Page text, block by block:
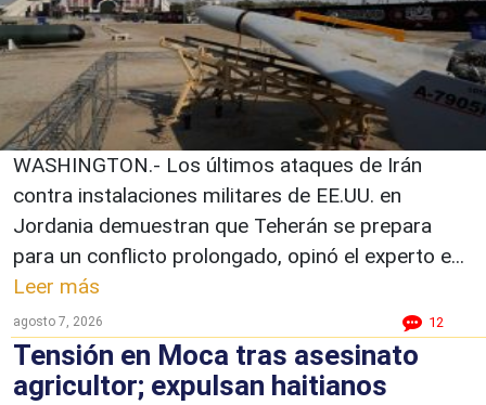
WASHINGTON.- Los últimos ataques de Irán
contra instalaciones militares de EE.UU. en
Jordania demuestran que Teherán se prepara
para un conflicto prolongado, opinó el experto e...
Leer más
agosto 7, 2026 12
Tensión en Moca tras asesinato
agricultor; expulsan haitianos